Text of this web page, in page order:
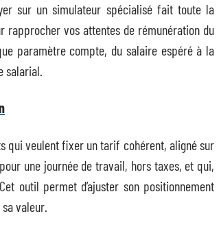
sur un simulateur spécialisé fait toute la
rapprocher vos attentes de rémunération du
paramètre compte, du salaire espéré à la
salarial.
qui veulent fixer un tarif cohérent, aligné sur
une journée de travail, hors taxes, et qui,
outil permet d’ajuster son positionnement
valeur.